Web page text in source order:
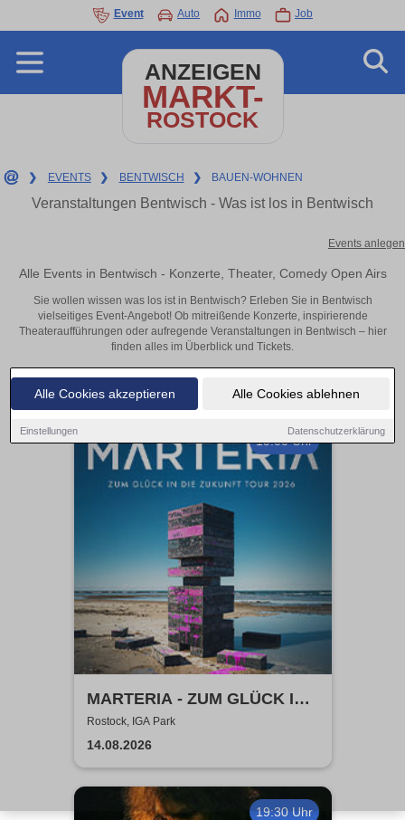
Alle Cookies akzeptieren Alle Cookies ablehnen
Einstellungen Datenschutzerklärung
Event Auto Immo Job
ANZEIGEN
MARKT-
ROSTOCK
❯ EVENTS ❯ BENTWISCH ❯ BAUEN-WOHNEN
Veranstaltungen Bentwisch - Was ist los in Bentwisch
Events anlegen
Alle Events in Bentwisch - Konzerte, Theater, Comedy Open Airs
Sie wollen wissen was los ist in Bentwisch? Erleben Sie in Bentwisch
vielseitiges Event-Angebot! Ob mitreißende Konzerte, inspirierende
Theateraufführungen oder aufregende Veranstaltungen in Bentwisch – hier
finden alles im Überblick und Tickets.
19:00 Uhr
MARTERIA - ZUM GLÜCK IN
DIE ZUKUNFT TOUR 2026
Rostock, IGA Park
14.08.2026
19:30 Uhr